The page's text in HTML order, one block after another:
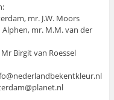
mr. J.W. Moors
mr. M.M. van der
Birgit van Roessel